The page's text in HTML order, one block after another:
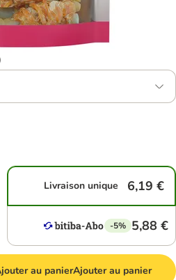
Livraison unique 6,19 €
-5% 5,88 €
au panierAjouter au panier